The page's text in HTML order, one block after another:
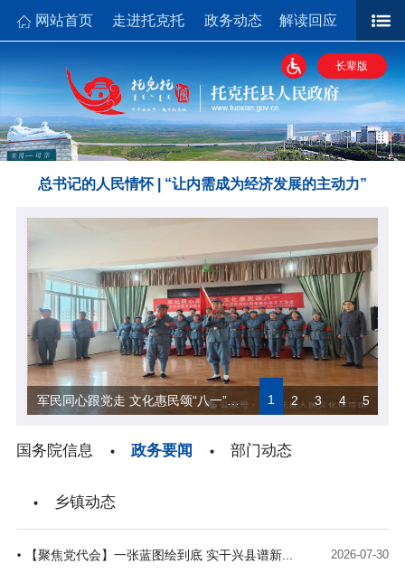
网站首页 走进托克托 政务动态 解读回应
政府数据长辈版
总书记的人民情怀 | “让内需成为经济发展的主动力”
军民同心跟党走 文化惠民颂“八一”——托克托县文化志愿者开展庆“八一”文艺进社区演出 1 2 3 4 5
国务院信息 政务要闻 部门动态
乡镇动态
【聚焦党代会】一张蓝图绘到底 实干兴县谱新... 2026-07-30